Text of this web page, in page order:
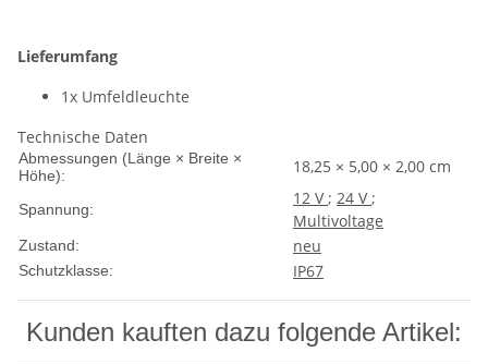
Lieferumfang
1x Umfeldleuchte
Technische Daten
Abmessungen (Länge × Breite ×
Höhe):
18,25 × 5,00 × 2,00 cm
Spannung:
12 V ; 24 V ;
Multivoltage
Zustand: neu
Schutzklasse: IP67
Kunden kauften dazu folgende Artikel: